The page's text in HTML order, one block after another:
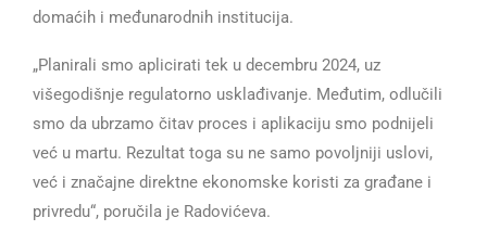
domaćih i međunarodnih institucija.
„Planirali smo aplicirati tek u decembru 2024, uz
višegodišnje regulatorno usklađivanje. Međutim, odlučili
smo da ubrzamo čitav proces i aplikaciju smo podnijeli
već u martu. Rezultat toga su ne samo povoljniji uslovi,
već i značajne direktne ekonomske koristi za građane i
privredu“, poručila je Radovićeva.